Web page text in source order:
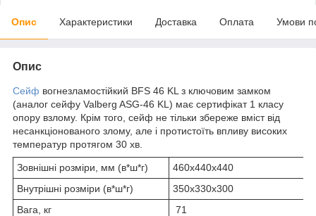
Опис Характеристики Доставка Оплата Умови
Опис
Сейф вогнезламостійкий BFS 46 KL з ключовим замком
(аналог сейфу Valberg ASG-46 KL) має сертифікат 1 класу
опору взлому. Крім того, сейф не тільки збереже вміст від
несанкціонованого злому, але і протистоїть впливу високих
температур протягом 30 хв.
Зовнішні розміри, мм (в*ш*г)
460х440х440
Внутрішні розміри (в*ш*г)
350х330х300
Вага, кг
71